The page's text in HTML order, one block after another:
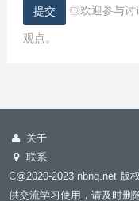
◎欢迎参与讨
观点。
关于
联系
C@2020-2023 nbnq.net 版
供交流学习使用，请及时删